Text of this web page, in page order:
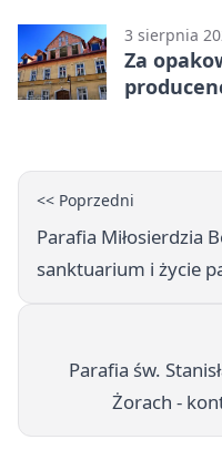
3 sierpnia
Za
<< Poprzedni
Parafia Miłosierdzia
sanktuarium i życie
Parafia św.
Żorach -